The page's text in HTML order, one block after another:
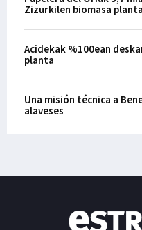
Zizurkilen biomasa
Acidekak %100ean
planta
Una misión técnica a
alaveses